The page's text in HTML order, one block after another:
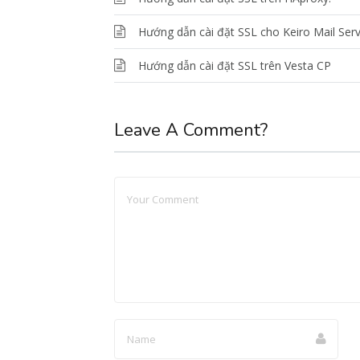
Hướng dẫn cài đặt SSL cho Keiro Mail
Hướng dẫn cài đặt SSL trên Vesta CP
Leave A Comment?